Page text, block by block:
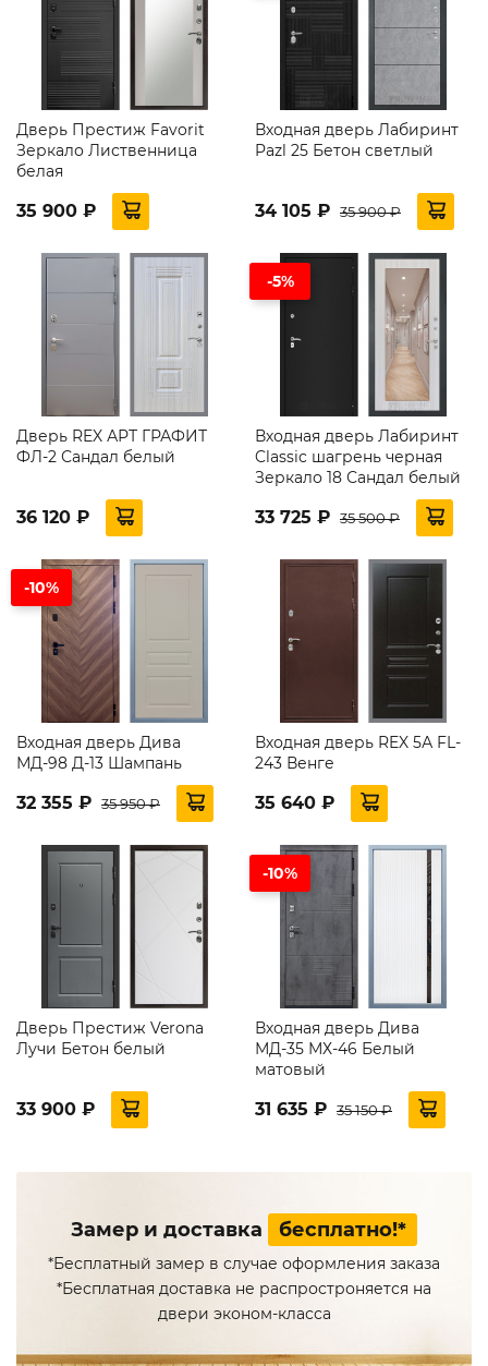
Дверь Престиж Favorit
Зеркало Лиственница
белая
35 900 ₽
Входная дверь Лабиринт
Pazl 25 Бетон светлый
34 105 ₽ 35 900 ₽
Дверь REX АРТ ГРАФИТ
ФЛ-2 Сандал белый
36 120 ₽
-5%
Входная дверь Лабиринт
Classic шагрень черная
Зеркало 18 Сандал белый
33 725 ₽ 35 500 ₽
-10%
Входная дверь Дива
МД-98 Д-13 Шампань
32 355 ₽ 35 950 ₽
Входная дверь REX 5А FL-
243 Венге
35 640 ₽
Дверь Престиж Verona
Лучи Бетон белый
33 900 ₽
-10%
Входная дверь Дива
МД-35 МХ-46 Белый
матовый
31 635 ₽ 35 150 ₽
Замер и доставка бесплатно!*
*Бесплатный замер в случае оформления заказа
*Бесплатная доставка не распростроняется на
двери эконом-класса